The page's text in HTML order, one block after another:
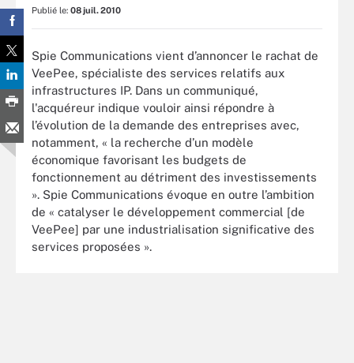
Publié le: 08 juil. 2010
Spie Communications vient d’annoncer le rachat de
VeePee, spécialiste des services relatifs aux
infrastructures IP. Dans un communiqué,
l'acquéreur indique vouloir ainsi répondre à
l’évolution de la demande des entreprises avec,
notamment, « la recherche d’un modèle
économique favorisant les budgets de
fonctionnement au détriment des investissements
». Spie Communications évoque en outre l’ambition
de « catalyser le développement commercial [de
VeePee] par une industrialisation significative des
services proposées ».